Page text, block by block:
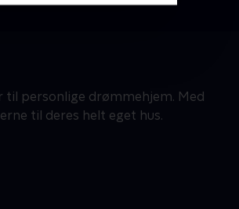
til personlige drømmehjem. Med
til deres helt eget hus.